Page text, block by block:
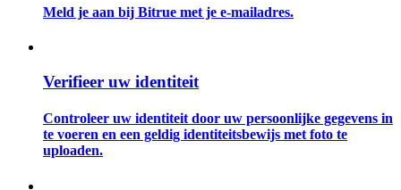
Meld je aan bij Bitrue met je e-mailadres.
Verifieer uw identiteit
Controleer uw identiteit door uw persoonlijke gegevens in
te voeren en een geldig identiteitsbewijs met foto te
uploaden.